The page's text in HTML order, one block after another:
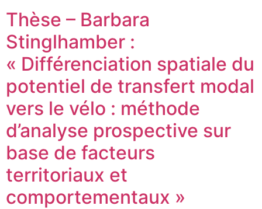
Thèse – Barbara
Stinglhamber :
« Différenciation spatiale du
potentiel de transfert modal
vers le vélo : méthode
d’analyse prospective sur
base de facteurs
territoriaux et
comportementaux »